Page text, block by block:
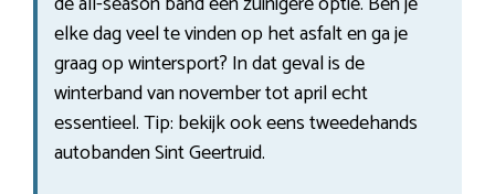
elke dag veel te vinden op het asfalt en ga je
graag op wintersport? In dat geval is de
winterband van november tot april echt
essentieel. Tip: bekijk ook eens tweedehands
autobanden Sint Geertruid.